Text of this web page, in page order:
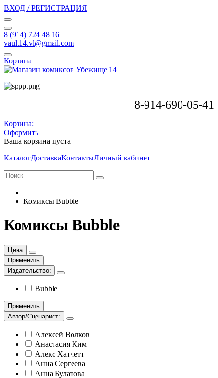
ВХОД / РЕГИСТРАЦИЯ
8 (914) 724 48 16
vault14.vl@gmail.com
Корзина
8-914-690-05-41
Корзина:
Оформить
Ваша корзина пуста
КаталогДоставкаКонтактыЛичный кабинет
Комиксы Bubble
Комиксы Bubble
Цена
Применить
Издательство:
Bubble
Применить
Автор/Сценарист:
Алексей Волков
Анастасия Ким
Алекс Хатчетт
Анна Сергеева
Анна Булатова